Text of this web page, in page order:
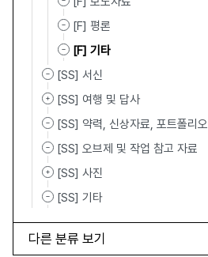
[F] 평론
[F] 기타
[SS] 서신
[SS] 여행 및 답사
[SS] 약력, 신상자료, 포트폴리오
[SS] 오브제 및 작업 참고 자료
[SS] 사진
[SS] 기타
다른 분류 보기